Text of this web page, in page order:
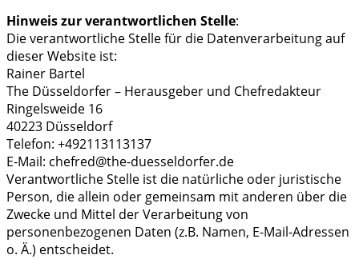
Hinweis zur verantwortlichen Stelle:
Die verantwortliche Stelle für die Datenverarbeitung auf
dieser Website ist:
Rainer Bartel
The Düsseldorfer – Herausgeber und Chefredakteur
Ringelsweide 16
40223 Düsseldorf
Telefon: +492113113137
E-Mail: chefred@the-duesseldorfer.de
Verantwortliche Stelle ist die natürliche oder juristische
Person, die allein oder gemeinsam mit anderen über die
Zwecke und Mittel der Verarbeitung von
personenbezogenen Daten (z.B. Namen, E-Mail-Adressen
o. Ä.) entscheidet.